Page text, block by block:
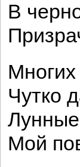
В
Чутко
Мой